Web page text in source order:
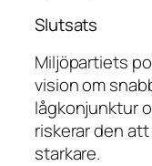
Slutsats
Miljöpartiets
vision om
lågkonjunktur
riskerar den
starkare.